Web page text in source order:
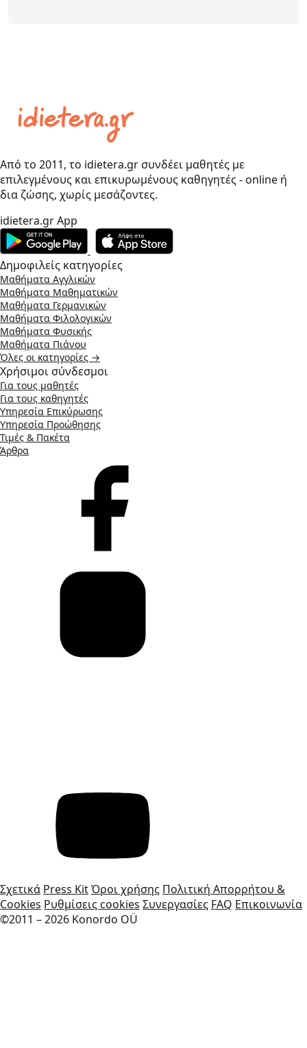
Από το 2011, το idietera.gr συνδέει μαθητές με
επιλεγμένους και επικυρωμένους καθηγητές - online ή
δια ζώσης, χωρίς μεσάζοντες.
idietera.gr App
Δημοφιλείς κατηγορίες
Μαθήματα Αγγλικών
Μαθήματα Μαθηματικών
Μαθήματα Γερμανικών
Μαθήματα Φιλολογικών
Μαθήματα Φυσικής
Μαθήματα Πιάνου
Όλες οι κατηγορίες →
Χρήσιμοι σύνδεσμοι
Για τους μαθητές
Για τους καθηγητές
Υπηρεσία Επικύρωσης
Υπηρεσία Προώθησης
Τιμές & Πακέτα
Άρθρα
Σχετικά Press KitΌροι χρήσης Πολιτική Απορρήτου &
Cookies Ρυθμίσεις cookies Συνεργασίες FAQ Επικοινωνία
©2011 – 2026 Konordo OÜ